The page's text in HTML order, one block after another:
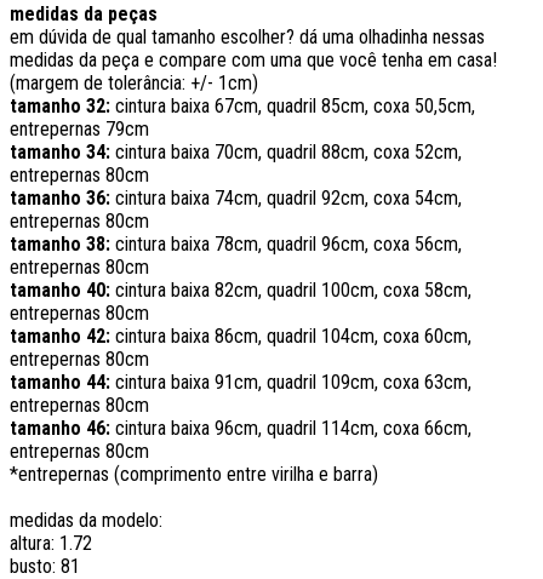
medidas da peças
em dúvida de qual tamanho escolher? dá uma olhadinha nessas
medidas da peça e compare com uma que você tenha em casa!
(margem de tolerância: +/- 1cm)
tamanho 32: cintura baixa 67cm, quadril 85cm, coxa 50,5cm,
entrepernas 79cm
tamanho 34: cintura baixa 70cm, quadril 88cm, coxa 52cm,
entrepernas 80cm
tamanho 36: cintura baixa 74cm, quadril 92cm, coxa 54cm,
entrepernas 80cm
tamanho 38: cintura baixa 78cm, quadril 96cm, coxa 56cm,
entrepernas 80cm
tamanho 40: cintura baixa 82cm, quadril 100cm, coxa 58cm,
entrepernas 80cm
tamanho 42: cintura baixa 86cm, quadril 104cm, coxa 60cm,
entrepernas 80cm
tamanho 44: cintura baixa 91cm, quadril 109cm, coxa 63cm,
entrepernas 80cm
tamanho 46: cintura baixa 96cm, quadril 114cm, coxa 66cm,
entrepernas 80cm
*entrepernas (comprimento entre virilha e barra)
medidas da modelo:
altura: 1.72
busto: 81